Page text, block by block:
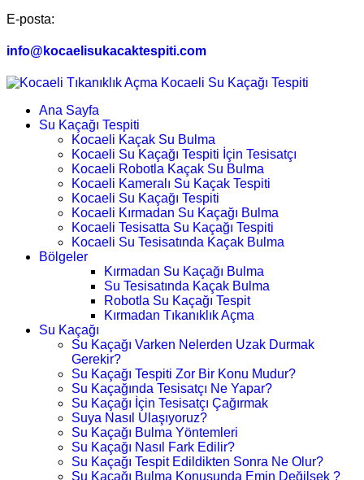
E-posta:
info@kocaelisukacaktespiti.com
Ana Sayfa
Su Kaçağı Tespiti
Kocaeli Kaçak Su Bulma
Kocaeli Su Kaçağı Tespiti İçin Tesisatçı
Kocaeli Robotla Kaçak Su Bulma
Kocaeli Kameralı Su Kaçak Tespiti
Kocaeli Su Kaçağı Tespiti
Kocaeli Kırmadan Su Kaçağı Bulma
Kocaeli Tesisatta Su Kaçağı Tespiti
Kocaeli Su Tesisatında Kaçak Bulma
Bölgeler
Kırmadan Su Kaçağı Bulma
Su Tesisatında Kaçak Bulma
Robotla Su Kaçağı Tespit
Kırmadan Tıkanıklık Açma
Su Kaçağı
Su Kaçağı Varken Nelerden Uzak Durmak
Gerekir?
Su Kaçağı Tespiti Zor Bir Konu Mudur?
Su Kaçağında Tesisatçı Ne Yapar?
Su Kaçağı İçin Tesisatçı Çağırmak
Suya Nasıl Ulaşıyoruz?
Su Kaçağı Bulma Yöntemleri
Su Kaçağı Nasıl Fark Edilir?
Su Kaçağı Tespit Edildikten Sonra Ne Olur?
Su Kaçağı Bulma Konusunda Emin Değilsek ?